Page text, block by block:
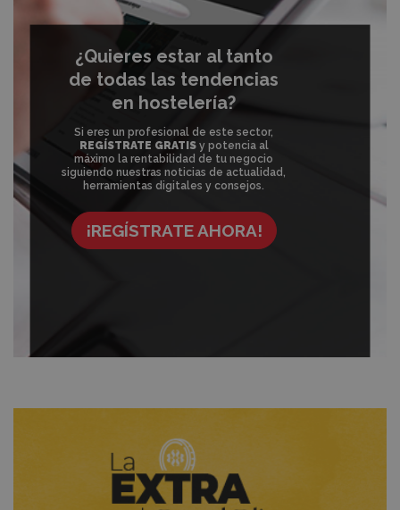
¿Quieres estar al tanto
de todas las tendencias
en hostelería?
Si eres un profesional de este sector,
REGÍSTRATE GRATISy potencia al
máximo la rentabilidad de tu negocio
siguiendo nuestras noticias de actualidad,
herramientas digitales y consejos.
¡REGÍSTRATE AHORA!